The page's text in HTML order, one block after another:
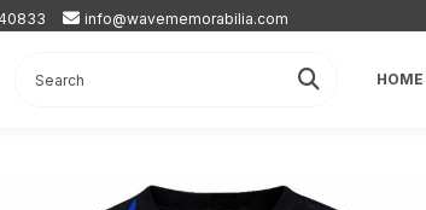
info@wavememorabilia.com
HOME